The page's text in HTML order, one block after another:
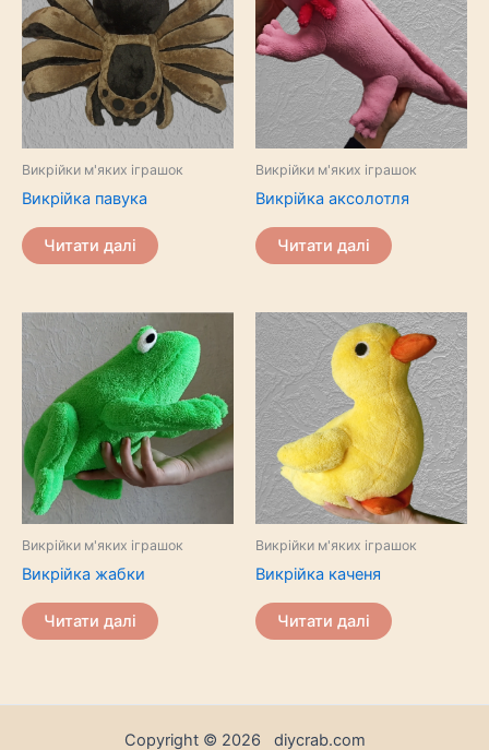
Викрійки м'яких іграшок
Викрійка павука
Читати далі
Викрійки м'яких іграшок
Викрійка аксолотля
Читати далі
Викрійки м'яких іграшок
Викрійка жабки
Читати далі
Викрійки м'яких іграшок
Викрійка каченя
Читати далі
Copyright © 2026 diycrab.com